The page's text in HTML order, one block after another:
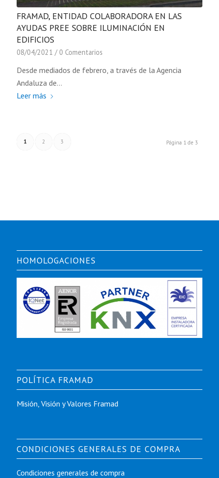
FRAMAD, ENTIDAD COLABORADORA EN LAS
AYUDAS PREE SOBRE ILUMINACIÓN EN
EDIFICIOS
08/04/2021 / 0 Comentarios
Desde mediados de febrero, a través de la Agencia
Andaluza de…
Leer más
Página 1 de 3
1 2 3
HOMOLOGACIONES
POLÍTICA FRAMAD
Misión, Visión y Valores Framad
CONDICIONES GENERALES DE COMPRA
Condiciones generales de compra